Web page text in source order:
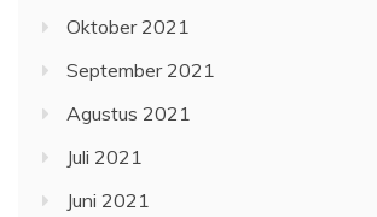
Oktober 2021
September 2021
Agustus 2021
Juli 2021
Juni 2021